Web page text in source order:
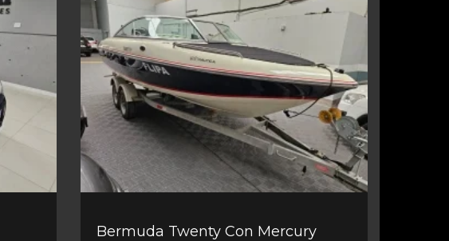
Bermuda Twenty Con Mercury